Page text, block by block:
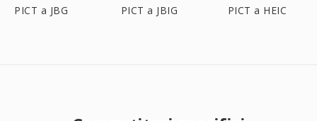
PICT a JBG PICT a JBIG PICT a HEIC